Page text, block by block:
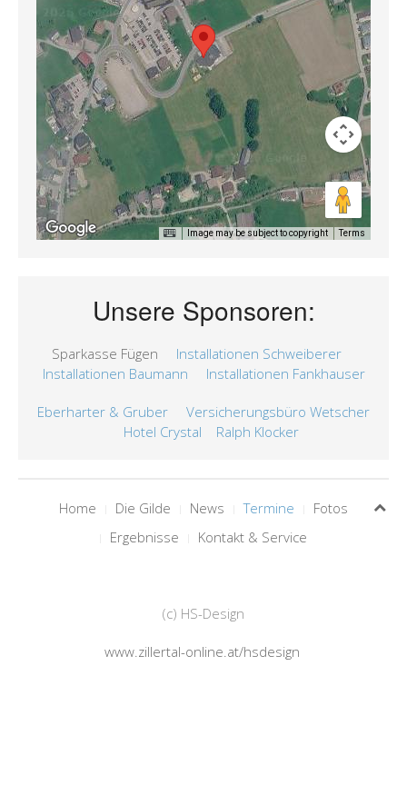
Image may be subject to copyright Terms
Unsere Sponsoren:
Sparkasse Fügen Installationen Schweiberer
Installationen Baumann
Installationen Fankhauser
Eberharter & Gruber
Versicherungsbüro Wetscher
Hotel Crystal
Ralph Klocker
Home Die Gilde News Termine
Fotos
Ergebnisse
Kontakt & Service
(c) HS-Design
www.zillertal-online.at/hsdesign